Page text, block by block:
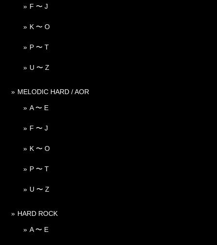
F 〜 J
K 〜 O
P 〜 T
U 〜 Z
MELODIC HARD / AOR
A 〜 E
F 〜 J
K 〜 O
P 〜 T
U 〜 Z
HARD ROCK
A 〜 E